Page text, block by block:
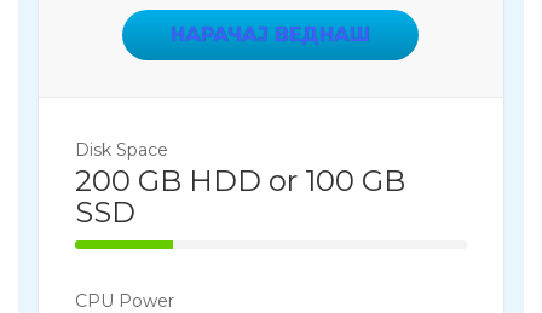
НАРАЧАЈ ВЕДНАШ
Disk Space
200 GB HDD or 100 GB
SSD
25% Complete
CPU Power